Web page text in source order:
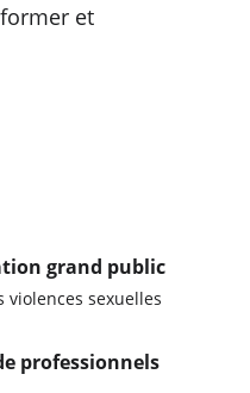
et
grand public
violences sexuelles
professionnels